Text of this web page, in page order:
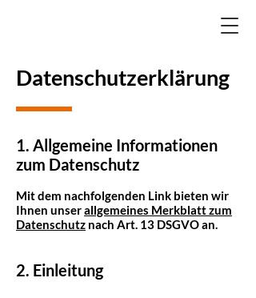
Datenschutzerklärung
1. Allgemeine Informationen
zum Datenschutz
Mit dem nachfolgenden Link bieten wir
Ihnen unserallgemeines Merkblatt zum
Datenschutz nach Art. 13 DSGVO an.
2. Einleitung